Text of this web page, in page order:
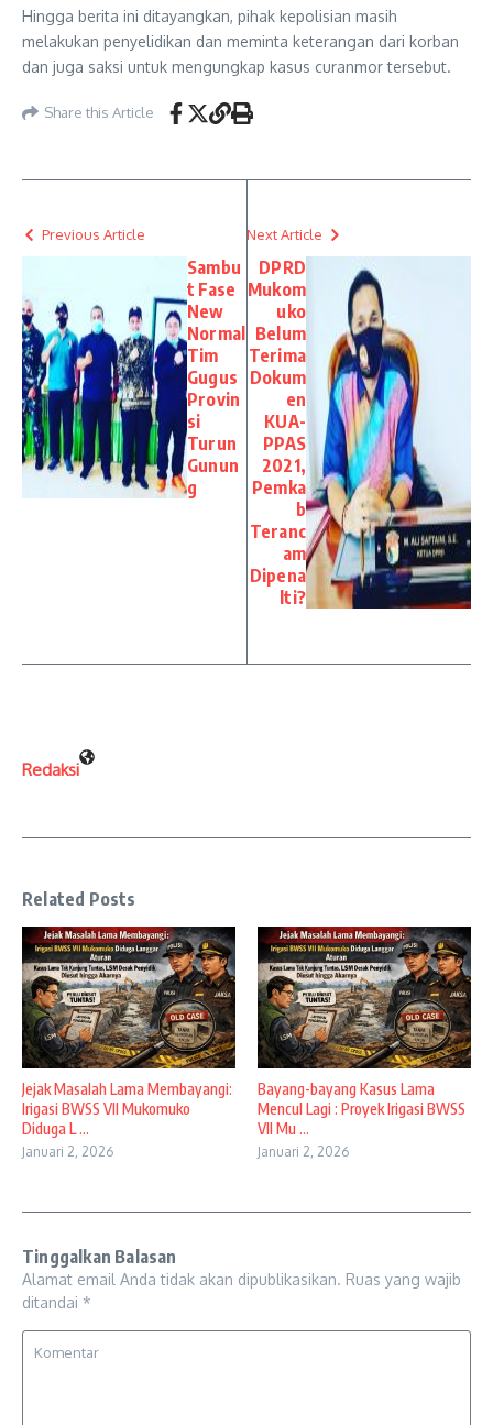
Hingga berita ini ditayangkan, pihak kepolisian masih
melakukan penyelidikan dan meminta keterangan dari korban
dan juga saksi untuk mengungkap kasus curanmor tersebut.
Share this Article
Previous Article
Sambu
t Fase
New
Normal
Tim
Gugus
Provin
si
Turun
Gunun
g
Next Article
DPRD
Mukom
uko
Belum
Terima
Dokum
en
KUA-
PPAS
2021,
Pemka
b
Teranc
am
Dipena
lti?
Redaksi
Related Posts
Jejak Masalah Lama Membayangi:
Irigasi BWSS VII Mukomuko
Diduga L ...
Januari 2, 2026
Bayang-bayang Kasus Lama
Mencul Lagi : Proyek Irigasi BWSS
VII Mu ...
Januari 2, 2026
Tinggalkan Balasan
Alamat email Anda tidak akan dipublikasikan. Ruas yang wajib
ditandai *